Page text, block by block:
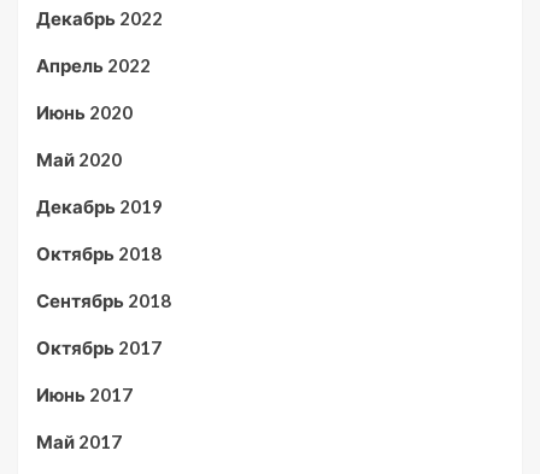
Декабрь 2022
Апрель 2022
Июнь 2020
Май 2020
Декабрь 2019
Октябрь 2018
Сентябрь 2018
Октябрь 2017
Июнь 2017
Май 2017